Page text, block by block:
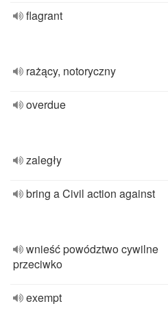
flagrant
rażący, notoryczny
overdue
zaległy
bring a Civil action against
wnieść powództwo cywilne
przeciwko
exempt